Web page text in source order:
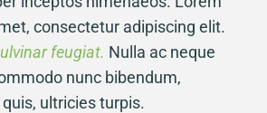
consectetur adipiscing elit.
feugiat. Nulla ac neque
nunc bibendum,
ultricies turpis.